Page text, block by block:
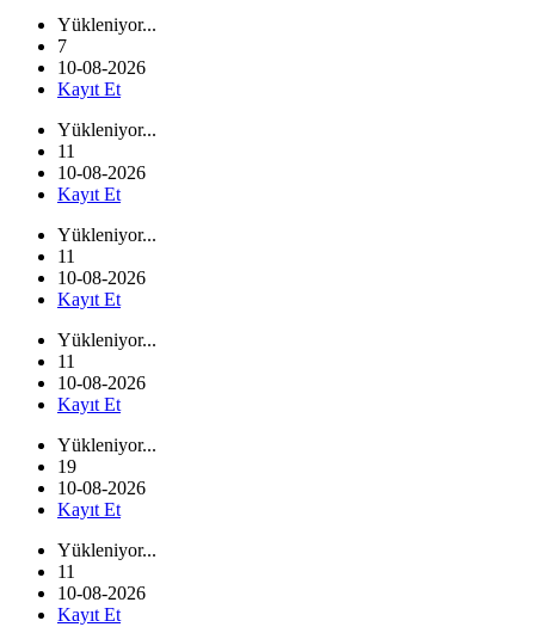
Yükleniyor...
7
10-08-2026
Kayıt Et
Yükleniyor...
11
10-08-2026
Kayıt Et
Yükleniyor...
11
10-08-2026
Kayıt Et
Yükleniyor...
11
10-08-2026
Kayıt Et
Yükleniyor...
19
10-08-2026
Kayıt Et
Yükleniyor...
11
10-08-2026
Kayıt Et